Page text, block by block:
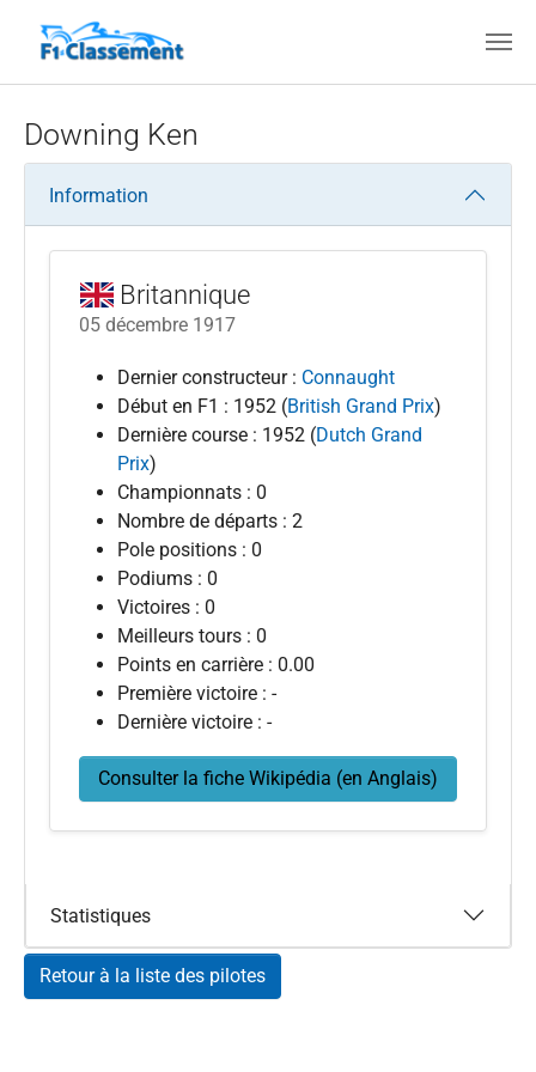
Downing Ken
Information
Britannique
05 décembre 1917
Dernier constructeur : Connaught
Début en F1 : 1952 (British Grand Prix)
Dernière course : 1952 (Dutch Grand
Prix)
Championnats : 0
Nombre de départs : 2
Pole positions : 0
Podiums : 0
Victoires : 0
Meilleurs tours : 0
Points en carrière : 0.00
Première victoire : -
Dernière victoire : -
Consulter la fiche Wikipédia (en Anglais)
Statistiques
Retour à la liste des pilotes